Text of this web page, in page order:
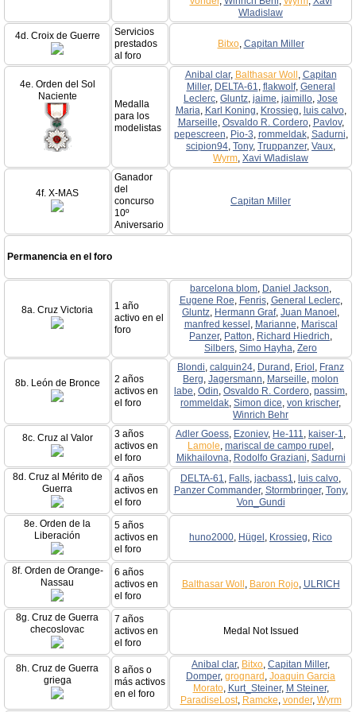
Wladislaw
4d. Croix de Guerre
Servicios
prestados
al foro
Bitxo, Capitan Miller
4e. Orden del Sol
Naciente
Medalla
para los
modelistas
Anibal clar, Balthasar Woll , Capitan
Miller, DELTA-61, flakwolf, General
Leclerc, Gluntz, jaime, jaimillo, Jose
Maria, Karl Koning, Krossieg, luis calvo,
Marseille, Osvaldo R. Cordero, Pavlov,
pepescreen, Pio-3, rommeldak, Sadurni,
scipion94, Tony, Truppanzer, Vaux,
Wyrm, Xavi Wladislaw
4f. X-MAS
Ganador
del
concurso
10º
Aniversario
Capitan Miller
Permanencia en el foro
8a. Cruz Victoria
1 año
activo en el
foro
barcelona blom, Daniel Jackson,
Eugene Roe, Fenris, General Leclerc,
Gluntz, Hermann Graf, Juan Manoel ,
manfred kessel , Marianne, Mariscal
Panzer, Patton, Richard Hiedrich,
Silbers, Simo Hayha, Zero
8b. León de Bronce
2 años
activos en
el foro
Blondi, calquin24, Durand , Eriol , Franz
Berg, Jagersmann, Marseille, molon
labe, Odin, Osvaldo R. Cordero, passim,
rommeldak, Simon dice, von krischer,
Winrich Behr
8c. Cruz al Valor
3 años
activos en
el foro
Adler Goess, Ezoniev, He-111, kaiser-1,
Lamole, mariscal de campo rupel ,
Mikhailovna, Rodolfo Graziani, Sadurni
8d. Cruz al Mérito de
Guerra
4 años
activos en
el foro
DELTA-61, Falls, jacbass1, luis calvo,
Panzer Commander, Stormbringer, Tony,
Von_Gundi
8e. Orden de la
Liberación
5 años
activos en
el foro
huno2000, Hügel , Krossieg, Rico
8f. Orden de Orange-
Nassau
6 años
activos en
el foro
Balthasar Woll , Baron Rojo, ULRICH
8g. Cruz de Guerra
checoslovac
7 años
activos en
el foro
Medal Not Issued
8h. Cruz de Guerra
griega
8 años o
más activos
en el foro
Anibal clar, Bitxo, Capitan Miller,
Domper, grognard , Joaquin Garcia
Morato, Kurt_Steiner, M Steiner,
ParadiseLost, Ramcke, vonder, Wyrm